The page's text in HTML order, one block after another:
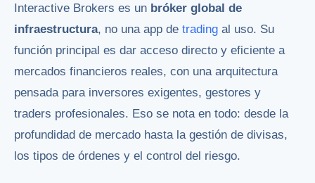
Interactive Brokers es un bróker global de
infraestructura, no una app de trading al uso. Su
función principal es dar acceso directo y eficiente a
mercados financieros reales, con una arquitectura
pensada para inversores exigentes, gestores y
traders profesionales. Eso se nota en todo: desde la
profundidad de mercado hasta la gestión de divisas,
los tipos de órdenes y el control del riesgo.